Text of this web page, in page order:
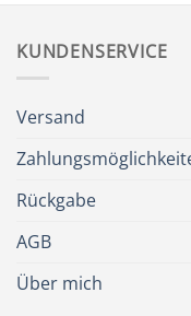
KUNDENSERVICE
Versand
Rückgabe
AGB
Über mich